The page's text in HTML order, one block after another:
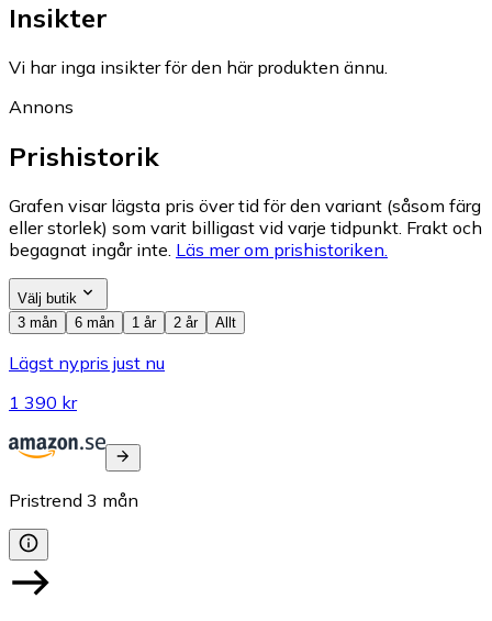
Insikter
Vi har inga insikter för den här produkten ännu.
Annons
Prishistorik
Grafen visar lägsta pris över tid för den variant (såsom färg
eller storlek) som varit billigast vid varje tidpunkt. Frakt och
begagnat ingår inte. Läs mer om prishistoriken.
Välj butik
3 mån
6 mån 1 år 2 år Allt
Lägst nypris just nu
1 390 kr
Pristrend 3 mån